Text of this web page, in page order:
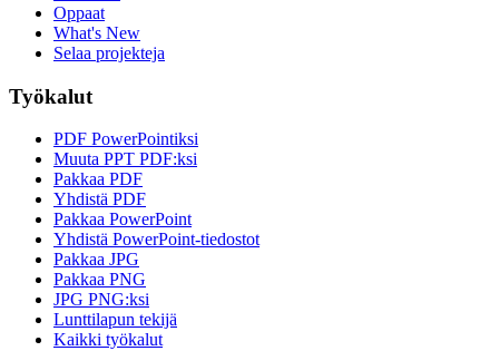
Oppaat
What's New
Selaa projekteja
Työkalut
PDF PowerPointiksi
Muuta PPT PDF:ksi
Pakkaa PDF
Yhdistä PDF
Pakkaa PowerPoint
Yhdistä PowerPoint-tiedostot
Pakkaa JPG
Pakkaa PNG
JPG PNG:ksi
Lunttilapun tekijä
Kaikki työkalut